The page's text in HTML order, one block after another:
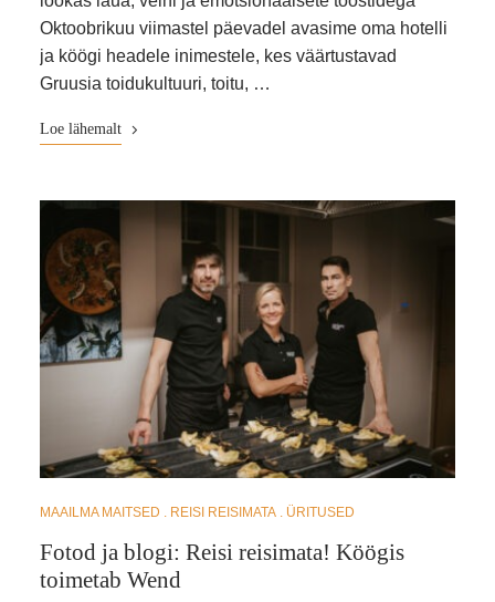
Oktoobrikuu viimastel päevadel avasime oma hotelli
ja köögi headele inimestele, kes väärtustavad
Gruusia toidukultuuri, toitu, …
Loe lähemalt
MAAILMA MAITSED REISI REISIMATA ÜRITUSED
Fotod ja blogi: Reisi reisimata! Köögis
toimetab Wend